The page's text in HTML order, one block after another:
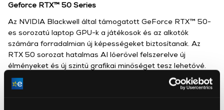
Geforce RTX™ 50 Series
Az NVIDIA Blackwell által támogatott GeForce RTX™ 50-
es sorozatú laptop GPU-k a játékosok és az alkotók
számára forradalmian új képességeket biztosítanak. Az
RTX 50 sorozat hatalmas AI lóerővel felszerelve új
élményeket és új szintű grafikai minőséget tesz lehetővé.
Sokszorozd meg a teljesítményt az NVIDIA DLSS 4
segítségével, hozzon létre képeket soha nem látott